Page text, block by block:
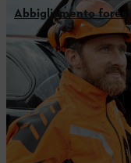
Abbigliamento